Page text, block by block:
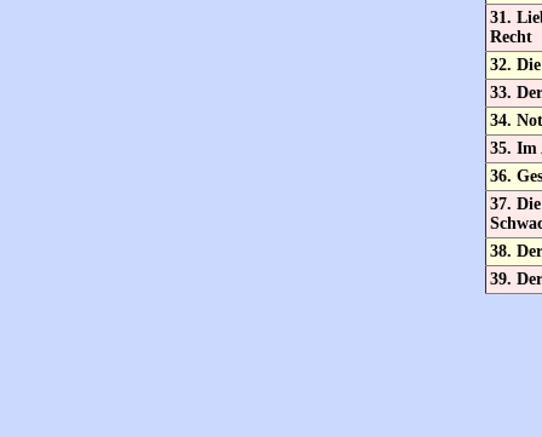
31.
Recht
32.
33.
34.
35. Im
36.
37.
38.
39.